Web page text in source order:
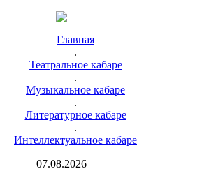
Главная
.
Театральное кабаре
.
Музыкальное кабаре
.
Литературное кабаре
.
Интеллектуальное кабаре
07.08.2026